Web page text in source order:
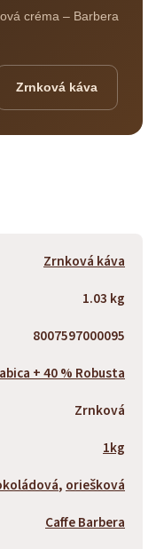
créma – Barbera
Zrnková káva
Zrnková káva
1.03 kg
8007597000095
+ 40 % Robusta
Zrnková
1kg
, oriešková
Caffe Barbera